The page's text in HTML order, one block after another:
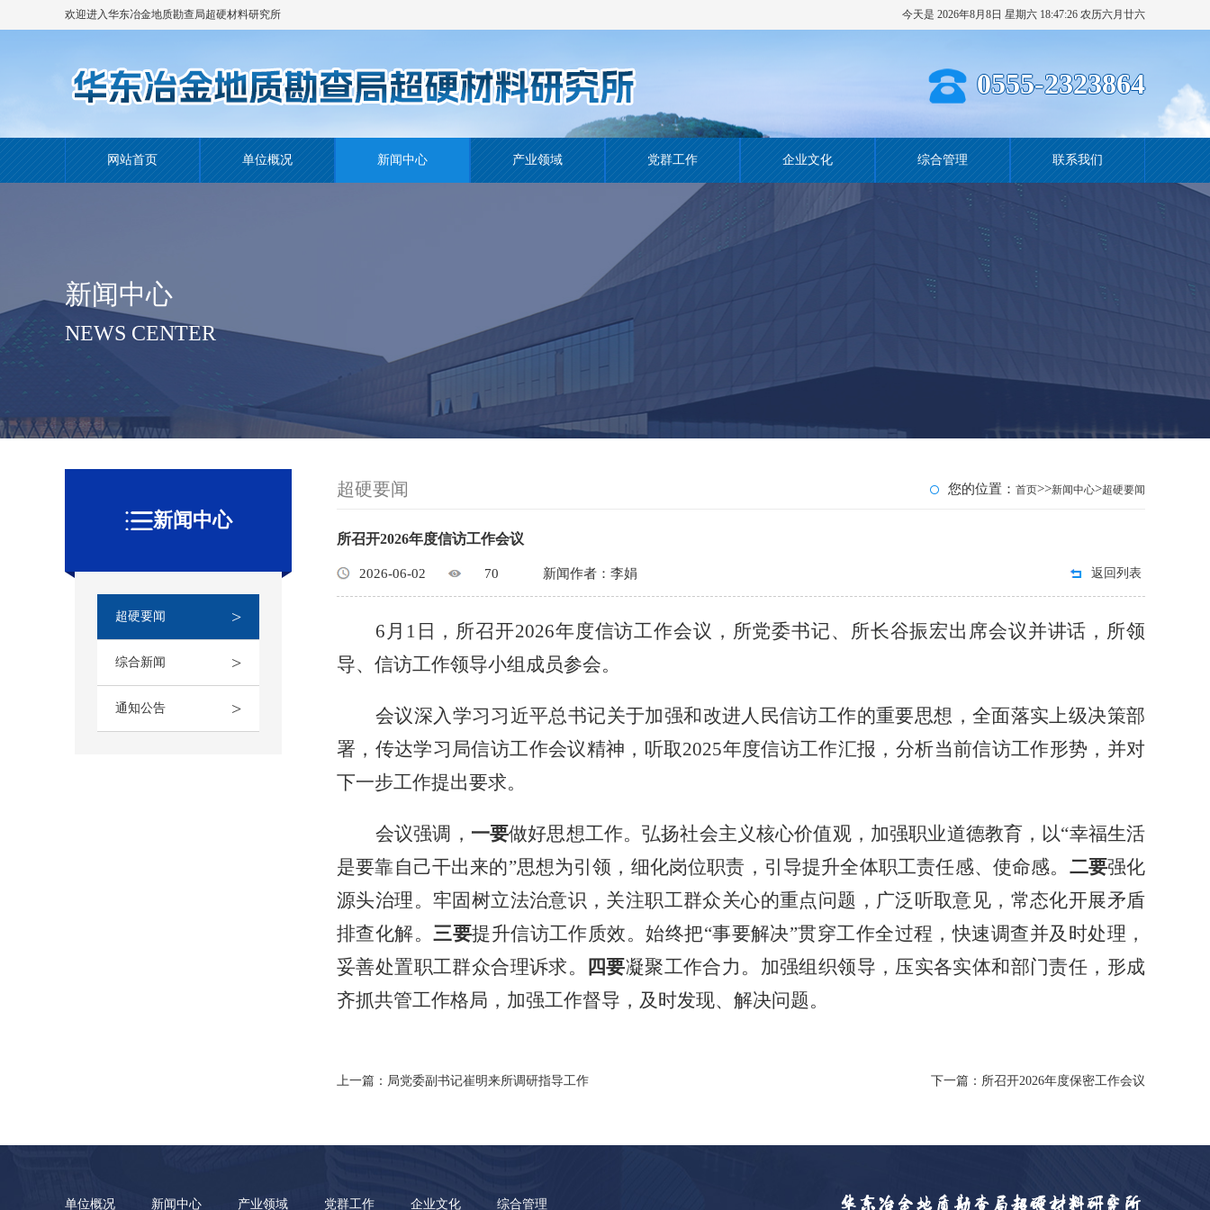
欢迎进入华东冶金地质勘查局超硬材料研究所 今天是 2026年8月8日 星期六 18:47:27 农历六月廿六
0555-2323864
网站首页 单位概况 新闻中心 产业领域 党群工作 企业文化 综合管理 联系我们
新闻中心
NEWS CENTER
新闻中心
超硬要闻 >
综合新闻 >
通知公告 >
超硬要闻 您的位置： 首页>>新闻中心>超硬要闻
所召开2026年度信访工作会议
2026-06-02 70 新闻作者：李娟 返回列表
6月1日，所召开2026年度信访工作会议，所党委书记、所长谷振宏出席会议并讲话，所领
导、信访工作领导小组成员参会。
会议深入学习习近平总书记关于加强和改进人民信访工作的重要思想，全面落实上级决策部
署，传达学习局信访工作会议精神，听取2025年度信访工作汇报，分析当前信访工作形势， 并对
下一步工作提出要求。
会议强调， 一要做好思想工作。弘扬社会主义核心价值观，加强职业道德教育，以“幸福生活
是要靠自己干出来的”思想为引领，细化岗位职责，引导提升全体职工责任感、使命感。 二要强化
源头治理。牢固树立法治意识，关注职工群众关心的重点问题，广泛听取意见，常态化开展矛盾
排查化解。三要提升信访工作质效。始终把“事要解决”贯穿工作全过程，快速调查并及时处理，
妥善处置职工群众合理诉求。
四要凝聚工作合力。加强组织领导，压实各实体和部门责任， 形成
齐抓共管工作格局，加强工作督导，及时发现、解决问题。
上一篇：局党委副书记崔明来所调研指导工作 下一篇：所召开2026年度保密工作会议
单位概况 新闻中心 产业领域 党群工作 企业文化 综合管理